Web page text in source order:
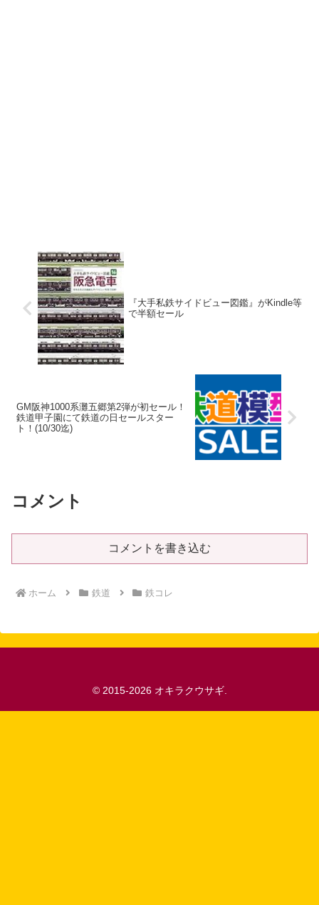
『大手私鉄サイドビュー図鑑』がKindle等
で半額セール
GM阪神1000系灘五郷第2弾が初セール！
鉄道甲子園にて鉄道の日セールスター
ト！(10/30迄)
コメント
コメントを書き込む
ホーム 鉄道 鉄コレ
© 2015-2026 オキラクウサギ.